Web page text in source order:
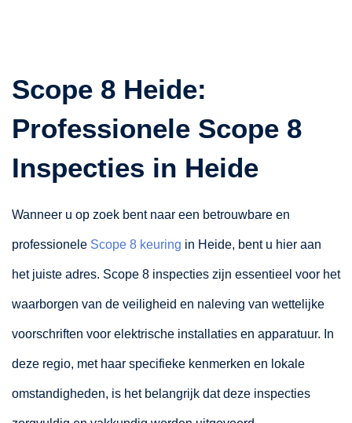
Scope 8 Heide:
Professionele Scope 8
Inspecties in Heide
Wanneer u op zoek bent naar een betrouwbare en
professionele Scope 8 keuring in Heide, bent u hier aan
het juiste adres. Scope 8 inspecties zijn essentieel voor het
waarborgen van de veiligheid en naleving van wettelijke
voorschriften voor elektrische installaties en apparatuur. In
deze regio, met haar specifieke kenmerken en lokale
omstandigheden, is het belangrijk dat deze inspecties